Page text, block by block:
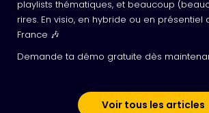
playlists thématiques, et beaucoup
rires. En visio, en hybride ou en présentiel
France 🎶
Demande ta démo gratuite dès
Voir tous les articles